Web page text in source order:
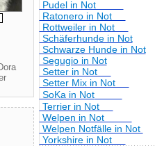
Pudel in Not
Ratonero in Not
Rottweiler in Not
Schäferhunde in Not
Schwarze Hunde in Not
Segugio in Not
Setter in Not
Setter Mix in Not
SoKa in Not
Terrier in Not
Welpen in Not
Welpen Notfälle in Not
Yorkshire in Not